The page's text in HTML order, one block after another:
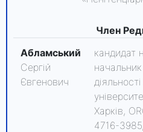
Член
Абламський
Сергій
Євгенович
кандидат
начальник
Харків,
4716-